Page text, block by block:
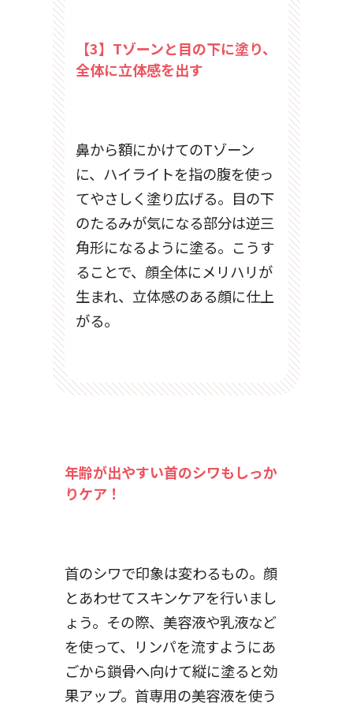
【3】Tゾーンと目の下に塗り、
全体に立体感を出す
鼻から額にかけてのTゾーン
に、ハイライトを指の腹を使っ
てやさしく塗り広げる。目の下
のたるみが気になる部分は逆三
角形になるように塗る。こうす
ることで、顔全体にメリハリが
生まれ、立体感のある顔に仕上
がる。
年齢が出やすい首のシワもしっか
りケア！
首のシワで印象は変わるもの。顔
とあわせてスキンケアを行いまし
ょう。その際、美容液や乳液など
を使って、リンパを流すようにあ
ごから鎖骨へ向けて縦に塗ると効
果アップ。首専用の美容液を使う